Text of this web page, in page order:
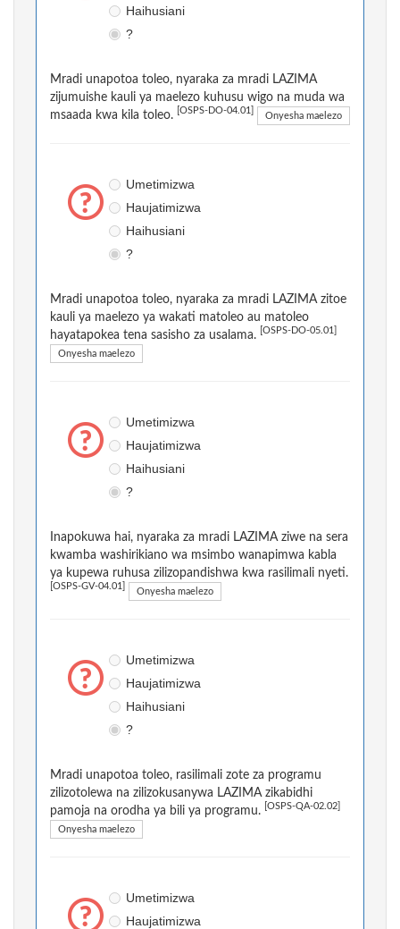
Haihusiani
?
Mradi unapotoa toleo, nyaraka za mradi LAZIMA
zijumuishe kauli ya maelezo kuhusu wigo na muda wa
msaada kwa kila toleo.
[OSPS-DO-04.01] Onyesha maelezo
Umetimizwa
Haujatimizwa
Haihusiani
?
Mradi unapotoa toleo, nyaraka za mradi LAZIMA zitoe
kauli ya maelezo ya wakati matoleo au matoleo
hayatapokea tena sasisho za usalama.
[OSPS-DO-05.01]
Onyesha maelezo
Umetimizwa
Haujatimizwa
Haihusiani
?
Inapokuwa hai, nyaraka za mradi LAZIMA ziwe na sera
kwamba washirikiano wa msimbo wanapimwa kabla
ya kupewa ruhusa zilizopandishwa kwa rasilimali nyeti.
[OSPS-GV-04.01] Onyesha maelezo
Umetimizwa
Haujatimizwa
Haihusiani
?
Mradi unapotoa toleo, rasilimali zote za programu
zilizotolewa na zilizokusanywa LAZIMA zikabidhi
pamoja na orodha ya bili ya programu.
[OSPS-QA-02.02]
Onyesha maelezo
Umetimizwa
Haujatimizwa